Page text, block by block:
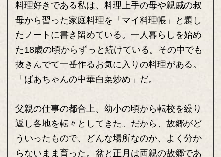
料理好きである私は、料理上手の母や親戚の叔
母から習った家庭料理を「マイ料理帳」と題し
たノートに書き留めている。一人暮らしを始め
た18歳の頃からずっと続けている。その中でも
抜きんでて一番作るお気に入りの料理がある。
「ばあちゃんの中華白菜炒め」だ。
父親の仕事の都合上、幼小の頃から転校を繰り
返し各地を転々としてきた。だから、故郷がど
ういったもので、どんな場所なのか、よく分か
らないまま育った。盆と正月は両親の故郷であ